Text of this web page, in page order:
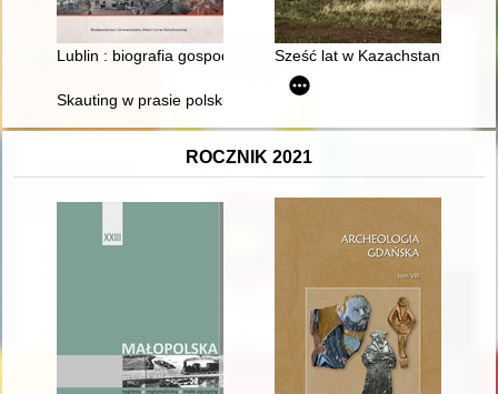
Lublin : biografia gospodarcza miastaSześć lat w Kazachstanie :
Skauting w prasie polskiej z lat 1909-1911 : (teksty źródłowe)
ROCZNIK 2021